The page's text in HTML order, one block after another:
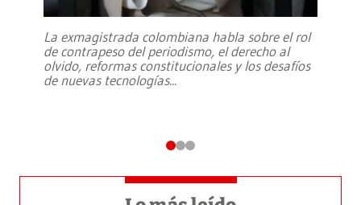
La exmagistrada colombiana habla sobre el rol
de contrapeso del periodismo, el derecho al
olvido, reformas constitucionales y los desafíos
de nuevas tecnologías...